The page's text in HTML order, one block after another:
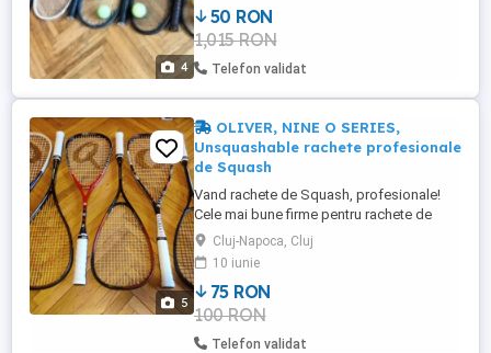
4
50 RON
1,015 RON
Telefon validat
5
OLIVER, NINE O SERIES,
Unsquashable rachete profesionale
de Squash
Vand rachete de Squash, profesionale!
Cele mai bune firme pentru rachete de
squash: Oliver, Nine O Series,
Unsquashable, Prince ... etc ... Toate
rachetele sunt ca noi, fara urme de uzura,
si au overgripuri noi de foarte buna
calitate! Preturi incepand cu 75 ron! Pentru
alte articole sportive , ...
Cluj-Napoca, Cluj
10 iunie
75 RON
100 RON
Telefon validat